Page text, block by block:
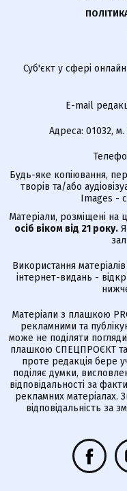
Суб'єкт у сфері
E-mail
Адреса: 01032,
Будь-яке копіювання,
творів та/або
Images -
Матеріали, розміщені на
осіб віком від 21 року.
Використання
інтернет-видань -
Матеріали з плашкою
рекламними та
може не поділяти
плашкою СПЕЦПРОЄКТ
проте редакція бере
поділяє думки,
відповідальності за
рекламних матеріалах.
відповідальність за